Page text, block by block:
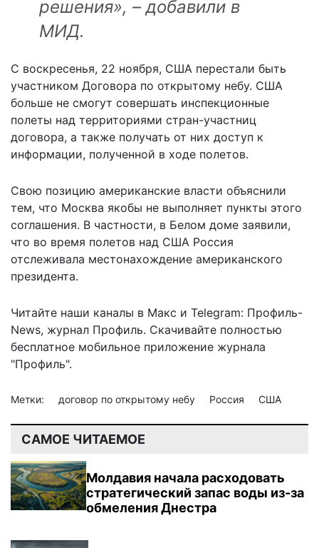
решения», – добавили в
МИД.
С воскресенья, 22 ноября, США перестали быть
участником Договора по открытому небу. США
больше не смогут совершать инспекционные
полеты над территориями стран-участниц
договора, а также получать от них доступ к
информации, полученной в ходе полетов.
Свою позицию американские власти объяснили
тем, что Москва якобы не выполняет пункты этого
соглашения. В частности, в Белом доме заявили,
что во время полетов над США Россия
отслеживала местонахождение американского
президента.
Читайте наши каналы в Макс и Telegram: Профиль-
News, журнал Профиль. Скачивайте полностью
бесплатное мобильное приложение журнала
"Профиль".
Метки: договор по открытому небу Россия США
САМОЕ ЧИТАЕМОЕ
Молдавия начала расходовать
стратегический запас воды из-за
обмеления Днестра